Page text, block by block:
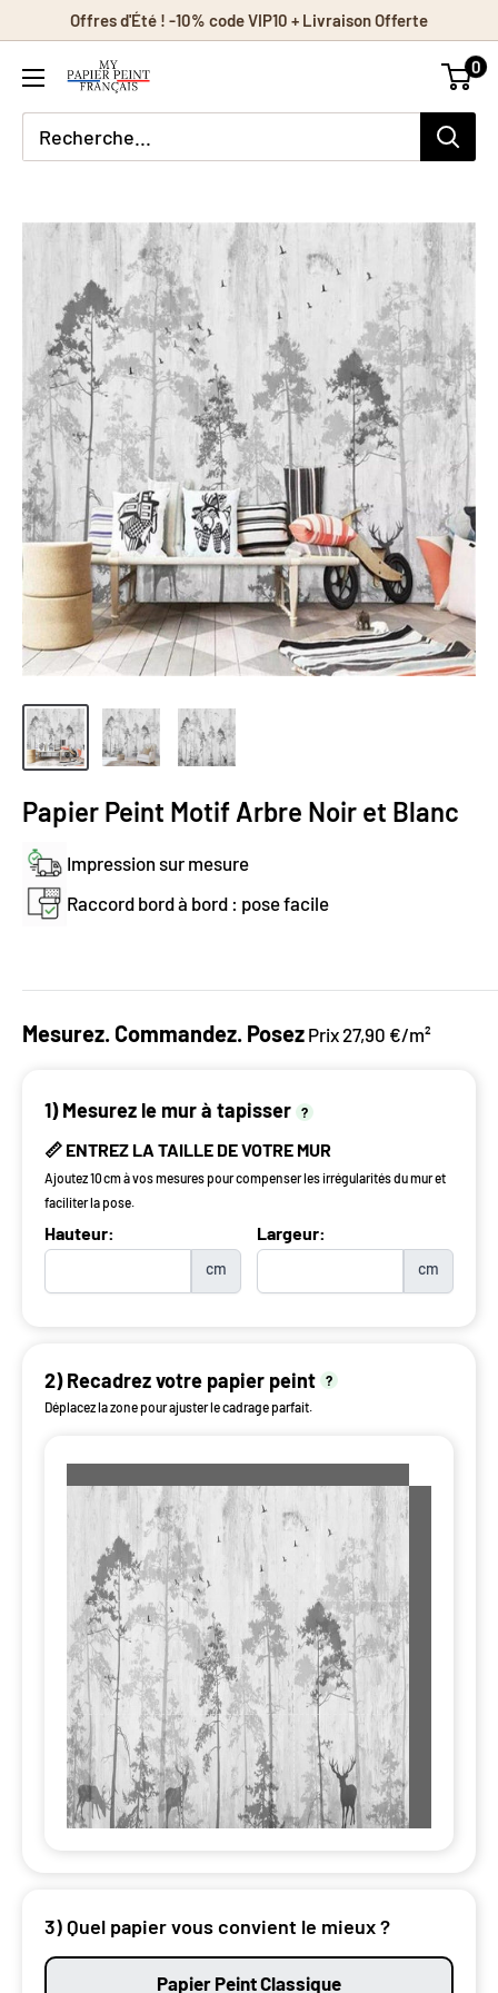
contenu
Offres d'Été ! -10% code VIP10 + Livraison Offerte
0
Papier Peint Motif Arbre Noir et Blanc
Impression sur mesure
Raccord bord à bord : pose facile
Mesurez. Commandez. Posez Prix 27,90 €/m²
1) Mesurez le mur à tapisser ?
📏 ENTREZ LA TAILLE DE VOTRE MUR
Ajoutez 10 cm à vos mesures pour compenser les irrégularités du mur et
faciliter la pose.
Hauteur:
cm
Largeur:
cm
2) Recadrez votre papier peint
?
Déplacez la zone pour ajuster le cadrage parfait.
3) Quel papier vous convient le mieux ?
Papier Peint Classique